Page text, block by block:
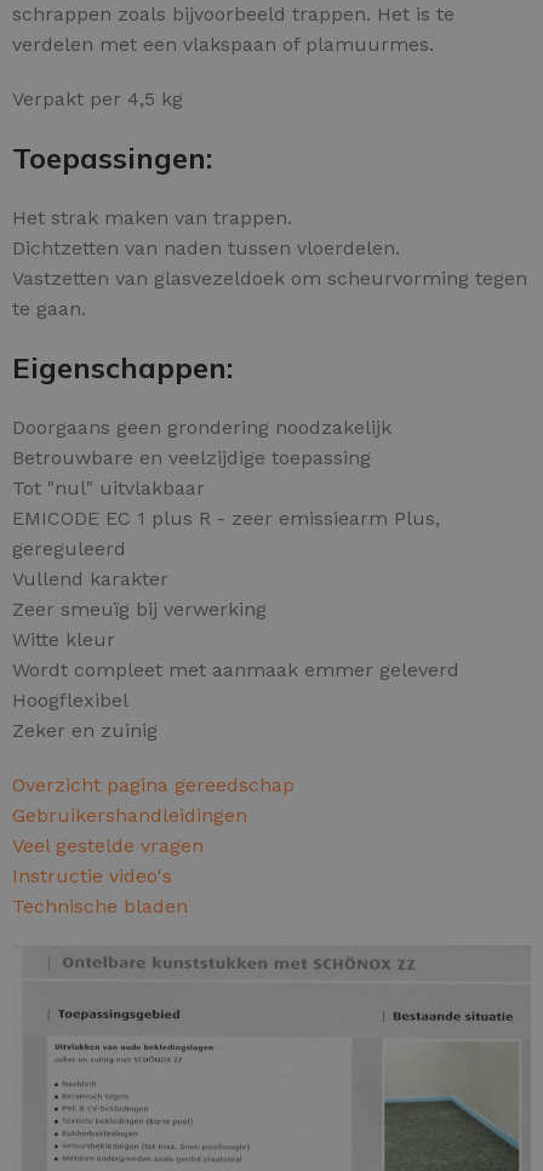
schrappen zoals bijvoorbeeld trappen. Het is te
verdelen met een vlakspaan of plamuurmes.
Verpakt per 4,5 kg
Toepassingen:
Het strak maken van trappen.
Dichtzetten van naden tussen vloerdelen.
Vastzetten van glasvezeldoek om scheurvorming tegen
te gaan.
Eigenschappen:
Doorgaans geen grondering noodzakelijk
Betrouwbare en veelzijdige toepassing
Tot "nul" uitvlakbaar
EMICODE EC 1 plus R - zeer emissiearm Plus,
gereguleerd
Vullend karakter
Zeer smeuïg bij verwerking
Witte kleur
Wordt compleet met aanmaak emmer geleverd
Hoogflexibel
Zeker en zuinig
Overzicht pagina gereedschap
Gebruikershandleidingen
Veel gestelde vragen
Instructie video's
Technische bladen